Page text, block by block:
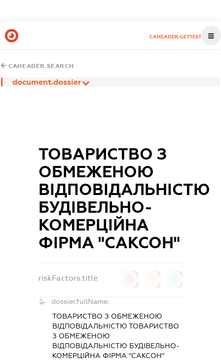
CAHEADER.GETTEST
CAHEADER.SEARCH
document.dossier
ТОВАРИСТВО З
ОБМЕЖЕНОЮ
ВІДПОВІДАЛЬНІСТЮ
БУДІВЕЛЬНО-
КОМЕРЦІЙНА
ФІРМА "САКСОН"
riskFactors.title
dossier.fullName:
ТОВАРИСТВО З ОБМЕЖЕНОЮ
ВІДПОВІДАЛЬНІСТЮ ТОВАРИСТВО
З ОБМЕЖЕНОЮ
ВІДПОВІДАЛЬНІСТЮ БУДІВЕЛЬНО-
КОМЕРЦІЙНА ФІРМА "САКСОН"